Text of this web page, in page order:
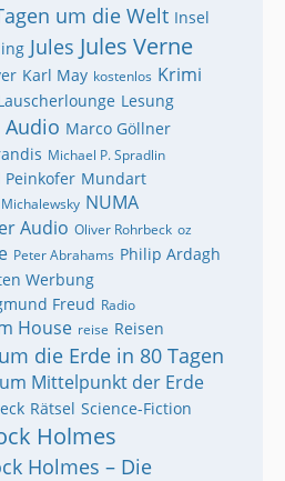
um die Welt Insel
Jules Jules Verne
Karl May kostenlos Krimi
Lesung
Audio Marco Göllner
Michael P. Spradlin
Peinkofer Mundart
NUMA
Audio Oliver Rohrbeck oz
Peter Abrahams Philip Ardagh
Werbung
Freud Radio
House reise Reisen
die Erde in 80 Tagen
Mittelpunkt der Erde
Rätsel Science-Fiction
Holmes
Holmes – Die